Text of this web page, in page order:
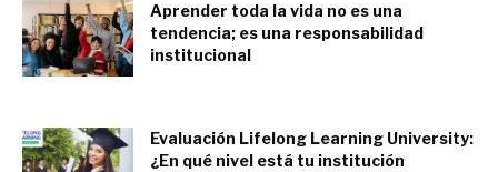
Aprender toda la vida no es una
tendencia; es una responsabilidad
institucional
Evaluación Lifelong Learning University:
¿En qué nivel está tu institución